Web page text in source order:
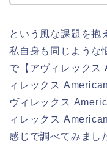
という風な課題を抱
私自身も同じような
で【アヴィレック
ィレックス
ヴィレックス
ィレックス
感じで調べてみまし